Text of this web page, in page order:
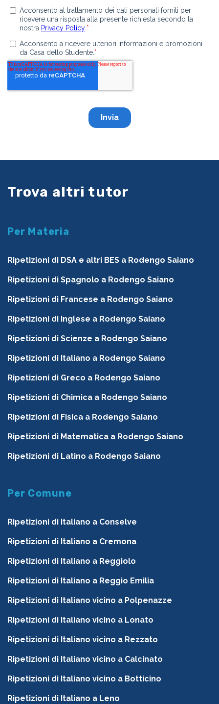
Trova altri tutor
Per Materia
Ripetizioni di DSA e altri BES a Rodengo Saiano
Ripetizioni di Spagnolo a Rodengo Saiano
Ripetizioni di Francese a Rodengo Saiano
Ripetizioni di Inglese a Rodengo Saiano
Ripetizioni di Scienze a Rodengo Saiano
Ripetizioni di Italiano a Rodengo Saiano
Ripetizioni di Greco a Rodengo Saiano
Ripetizioni di Chimica a Rodengo Saiano
Ripetizioni di Fisica a Rodengo Saiano
Ripetizioni di Matematica a Rodengo Saiano
Ripetizioni di Latino a Rodengo Saiano
Per Comune
Ripetizioni di Italiano a Conselve
Ripetizioni di Italiano a Cremona
Ripetizioni di Italiano a Reggiolo
Ripetizioni di Italiano a Reggio Emilia
Ripetizioni di Italiano vicino a Polpenazze
Ripetizioni di Italiano vicino a Lonato
Ripetizioni di Italiano vicino a Rezzato
Ripetizioni di Italiano vicino a Calcinato
Ripetizioni di Italiano vicino a Botticino
Ripetizioni di Italiano a Leno